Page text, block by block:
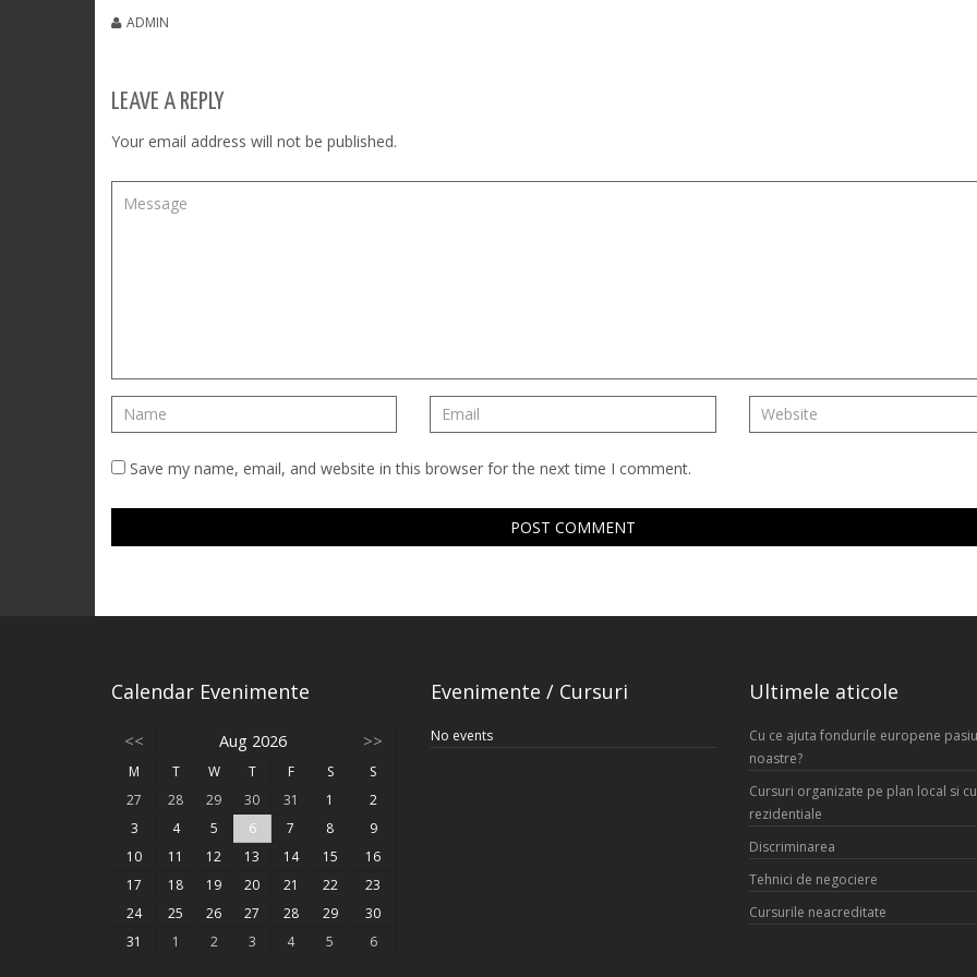
ADMIN
LEAVE A REPLY
Your email address will not be published.
Save my name, email, and website in this browser for the next time I comment.
Calendar Evenimente
<< Aug 2026 >>
M T W T F S
S
27
28 29 30 31 1
2
3
4 5 6 7 8
9
10
11 12 13 14 15
16
17
18 19 20 21 22
23
24
25 26 27 28 29
30
31
1 2 3 4 5 6
Evenimente / Cursuri
No events
Ultimele aticole
Cu ce ajuta fondurile europene
noastre?
Cursuri organizate pe plan local si
rezidentiale
Discriminarea
Tehnici de negociere
Cursurile neacreditate